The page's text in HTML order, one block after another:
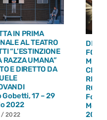
DEBUTTA ALLE
FONDERIE LIMONE DI
MONCALIERI “ANTONIO E
CLEOPATRA” NELLA
RILETTURA DI TIAGO
RODRIGUES
Fonderie Limone di
Moncalieri, 27 – 30 aprile
2022